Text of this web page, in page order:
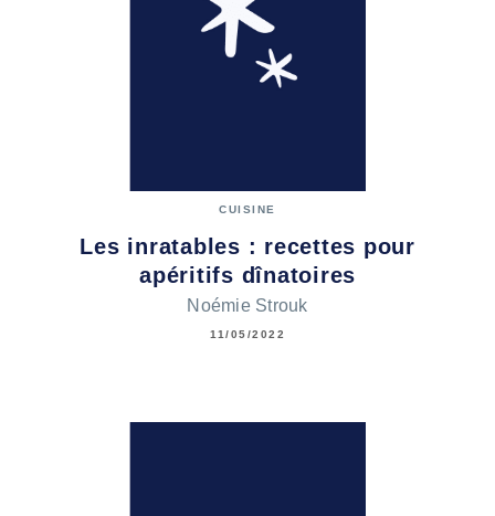
CUISINE
Les inratables : recettes pour
apéritifs dînatoires
Noémie Strouk
11/05/2022